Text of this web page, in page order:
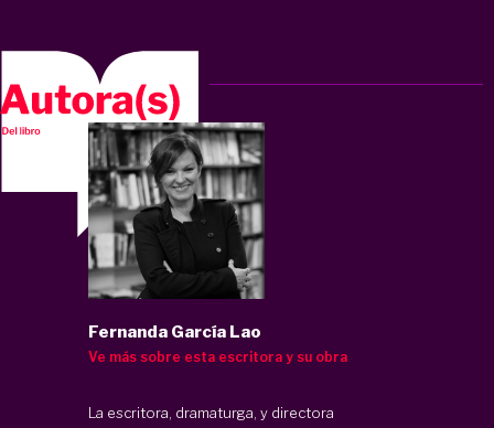
Fernanda García Lao
Ve más sobre esta escritora y su obra
La escritora, dramaturga, y directora